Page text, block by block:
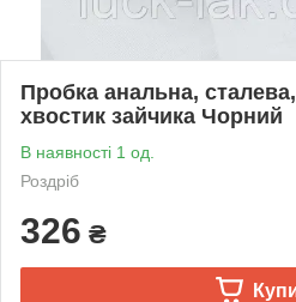
Пробка анальна,
хвостик зайчика Чорний
В наявності 1 од.
Роздріб
326 ₴